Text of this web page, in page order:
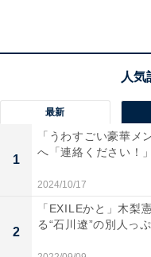
最新
1
「うわすごい豪華メ
へ「連絡ください！
2024/10/17
2
「EXILEかと」木梨
る“石川遼”の別人っ